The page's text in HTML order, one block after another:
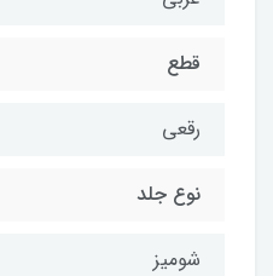
قطع
رقعی
نوع جلد
شومیز